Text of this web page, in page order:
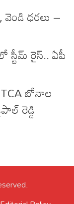
ధరలు –
స్టీమ్ రైస్.. ఏపీ
బోనాల
రెడ్డి